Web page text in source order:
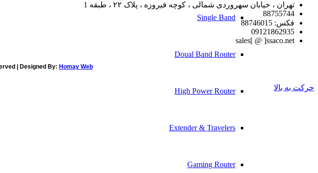
Single Band
Doual Band Router
High Power Router
Extender & Travelers
Gaming Router
تهران ، خیابان سهروردی شمالی ، کوچه فیروزه ، پلاک ۲۲ ، طبقه 1
88755744
فکس: 88746015
09121862935
sales[ @ ]ssaco.net
| Designed By: Homay Web
حرکت به بالا